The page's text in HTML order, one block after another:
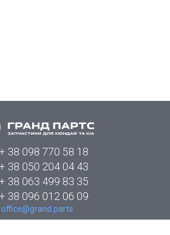
+ 38 098 770 58 18
+ 38 050 204 04 43
+ 38 063 499 83 35
+ 38 096 012 06 09
office@grand.parts